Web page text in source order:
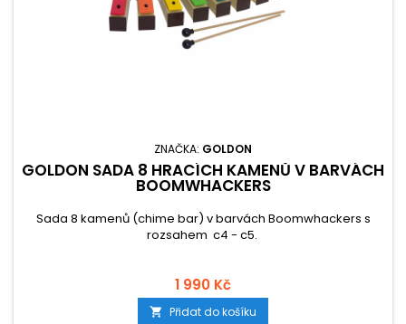
ZNAČKA: GOLDON
GOLDON SADA 8 HRACÍCH KAMENŮ V BARVÁCH
BOOMWHACKERS
Sada 8 kamenů (chime bar) v barvách Boomwhackers s
rozsahem c4 - c5.
1 990 Kč
 Přidat do košíku